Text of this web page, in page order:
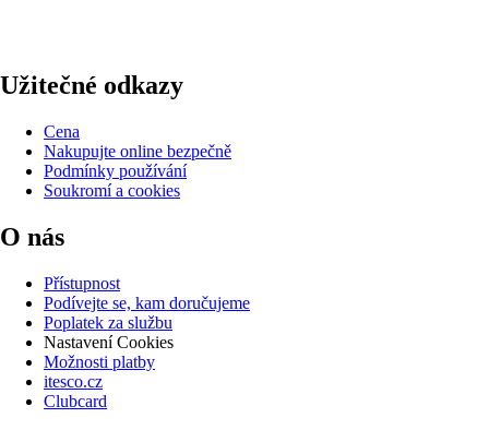
Užitečné odkazy
Cena
Nakupujte online bezpečně
Podmínky používání
Soukromí a cookies
O nás
Přístupnost
Podívejte se, kam doručujeme
Poplatek za službu
Nastavení Cookies
Možnosti platby
itesco.cz
Clubcard